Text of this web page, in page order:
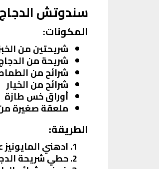
سندوتش
المكونات:
شريحتين من
شريحة من
شرائح من
شرائح من الخيار
أوراق خس طازة
ملعقة صغيرة من
الطريقة:
ادهني
حطي شريحة